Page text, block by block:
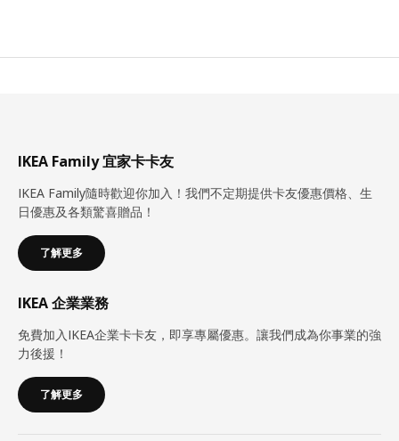
IKEA Family 宜家卡卡友
IKEA Family隨時歡迎你加入！我們不定期提供卡友優惠價格、生
日優惠及各類驚喜贈品！
了解更多
IKEA 企業業務
免費加入IKEA企業卡卡友，即享專屬優惠。讓我們成為你事業的強
力後援！
了解更多